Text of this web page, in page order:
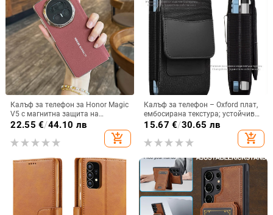
Калъф за телефон за Honor Magic
V5 с магнитна защита на
централната ос, пълна защита на
електроплатиране, защита срещу
22.55 €/44.10 лв
add_shopping_cart
Калъф за телефон – Oxford плат,
ембосирана текстура; устойчив
на износ и изпадане, против
отпечатъци; съвместим с iPhone
12, iPhone 13, iPhone 14 и други
15.67 €/30.65 лв
add_shopping_cart